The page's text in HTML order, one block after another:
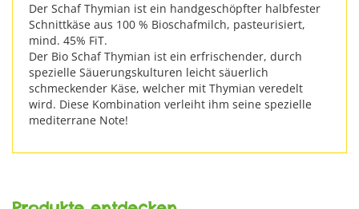
Der Schaf Thymian ist ein handgeschöpfter halbfester
Schnittkäse aus 100 % Bioschafmilch, pasteurisiert,
mind. 45% FiT.
Der Bio Schaf Thymian ist ein erfrischender, durch
spezielle Säuerungskulturen leicht säuerlich
schmeckender Käse, welcher mit Thymian veredelt
wird. Diese Kombination verleiht ihm seine spezielle
mediterrane Note!